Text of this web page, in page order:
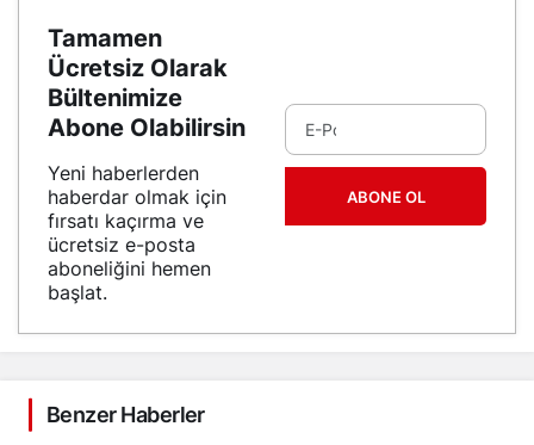
Tamamen
Ücretsiz Olarak
Bültenimize
Abone Olabilirsin
Yeni haberlerden
haberdar olmak için
fırsatı kaçırma ve
ücretsiz e-posta
aboneliğini hemen
başlat.
ABONE OL
Benzer Haberler